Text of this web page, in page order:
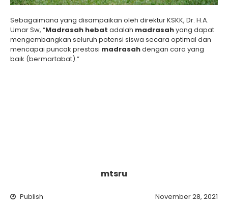
Sebagaimana yang disampaikan oleh direktur KSKK, Dr. H.A.
Umar Sw, “Madrasah hebat adalah madrasahyang dapat
mengembangkan seluruh potensi siswa secara optimal dan
mencapai puncak prestasi madrasahdengan cara yang
baik (bermartabat).”
mtsru
Publish
November 28, 2021